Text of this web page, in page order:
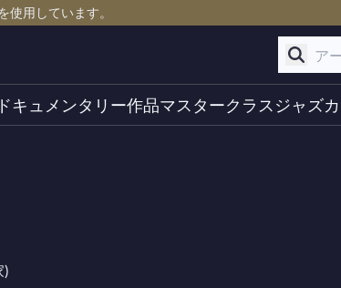
使用しています。
ドキュメンタリー作品マスタークラス ジャズ
)